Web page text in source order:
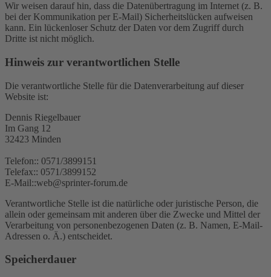
Wir weisen darauf hin, dass die Datenübertragung im Internet (z. B.
bei der Kommunikation per E-Mail) Sicherheitslücken aufweisen
kann. Ein lückenloser Schutz der Daten vor dem Zugriff durch
Dritte ist nicht möglich.
Hinweis zur verantwortlichen Stelle
Die verantwortliche Stelle für die Datenverarbeitung auf dieser
Website ist:
Dennis Riegelbauer
Im Gang 12
32423 Minden
Telefon:: 0571/3899151
Telefax:: 0571/3899152
E-Mail::web@sprinter-forum.de
Verantwortliche Stelle ist die natürliche oder juristische Person, die
allein oder gemeinsam mit anderen über die Zwecke und Mittel der
Verarbeitung von personenbezogenen Daten (z. B. Namen, E-Mail-
Adressen o. Ä.) entscheidet.
Speicherdauer